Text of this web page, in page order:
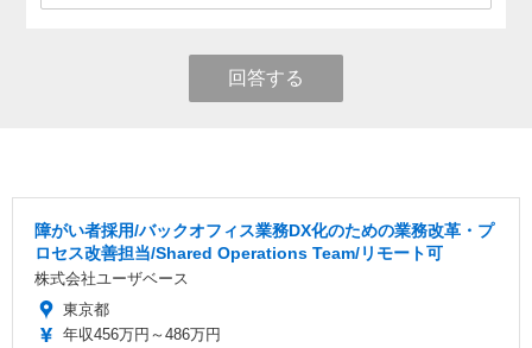
回答する
障がい者採用/バックオフィス業務DX化のための業務改革・プ
ロセス改善担当/Shared Operations Team/リモート可
株式会社ユーザベース
東京都
年収456万円～486万円